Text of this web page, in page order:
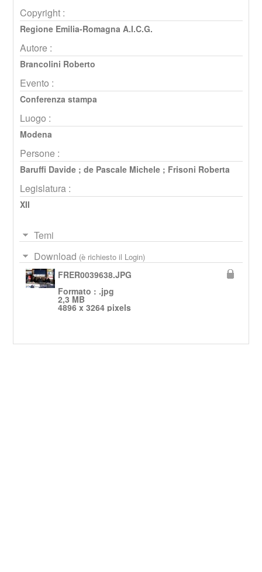
Copyright :
Regione Emilia-Romagna A.I.C.G.
Autore :
Brancolini Roberto
Evento :
Conferenza stampa
Luogo :
Modena
Persone :
Baruffi Davide; de Pascale Michele; Frisoni Roberta
Legislatura :
XII
Temi
Download (è richiesto il Login)
FRER0039638.JPG
Formato : .jpg
2,3 MB
4896 x 3264 pixels